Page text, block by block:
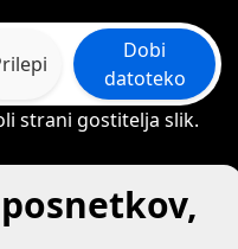
Dobi
datoteko
strani gostitelja slik.